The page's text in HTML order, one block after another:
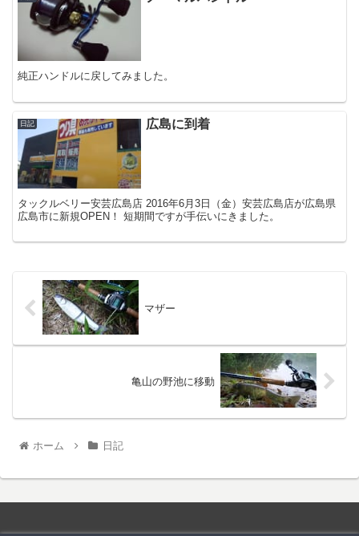
純正ハンドルに戻してみました。
日記 広島に到着
タックルベリー安芸広島店 2016年6月3日（金）安芸広島店が広島県
広島市に新規OPEN！ 短期間ですが手伝いにきました。
マザー
亀山の野池に移動
ホーム 日記